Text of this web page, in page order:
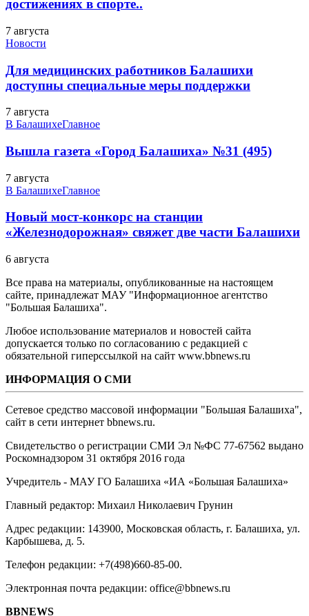
достижениях в спорте..
7 августа
Новости
Для медицинских работников Балашихи
доступны специальные меры поддержки
7 августа
В БалашихеГлавное
Вышла газета «Город Балашиха» №31 (495)
7 августа
В БалашихеГлавное
Новый мост-конкорс на станции
«Железнодорожная» свяжет две части Балашихи
6 августа
Все права на материалы, опубликованные на настоящем
сайте, принадлежат МАУ "Информационное агентство
"Большая Балашиха".
Любое использование материалов и новостей сайта
допускается только по согласованию с редакцией с
обязательной гиперссылкой на сайт www.bbnews.ru
ИНФОРМАЦИЯ О СМИ
Сетевое средство массовой информации "Большая Балашиха",
сайт в сети интернет bbnews.ru.
Свидетельство о регистрации СМИ Эл №ФС ‎77-67562 выдано
Роскомнадзором 31 октября 2016 года
Учредитель - МАУ ГО Балашиха «ИА «Большая Балашиха»
Главный редактор: Михаил Николаевич Грунин
Адрес редакции: 143900, Московская область, г. Балашиха, ул.
Карбышева, д. 5.
Телефон редакции: +7(498)660-85-00.
Электронная почта редакции: office@bbnews.ru
BBNEWS